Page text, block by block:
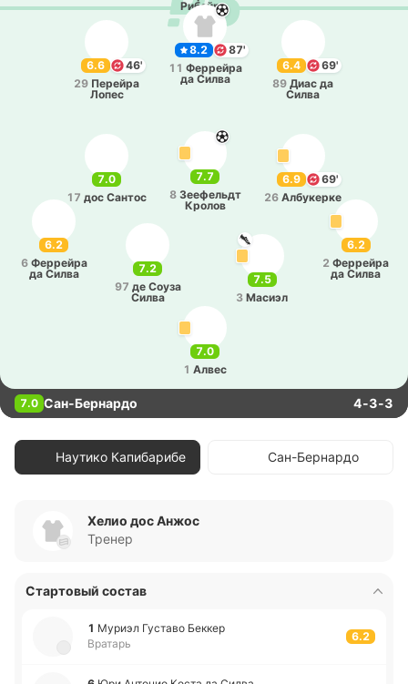
Ри­бей­ро
7.0
1 Алвес
6.2
6 Фе­ррей­ра
да Силва
7.2
97 де Соуза
Силва
7.5
3 Масиэл
6.2
2 Фе­ррей­ра
да Силва
7.0
17 дос Сантос
7.7
8 Зее­фельдт
Кролов
6.9
69'
26 Албу­ке­рке
6.6
46'
29 Пе­рей­ра
Лопес
8.2
87'
11 Фе­ррей­ра
да Силва
6.4
69'
89 Диас да
Силва
7.0 Сан-Бернардо 4-3-3
Наутико Капибарибе Сан-Бернардо
Хелио дос Анжос
Тренер
Стартовый состав
1 Муриэл Гу­ста­во Беккер
Вратарь
6.2